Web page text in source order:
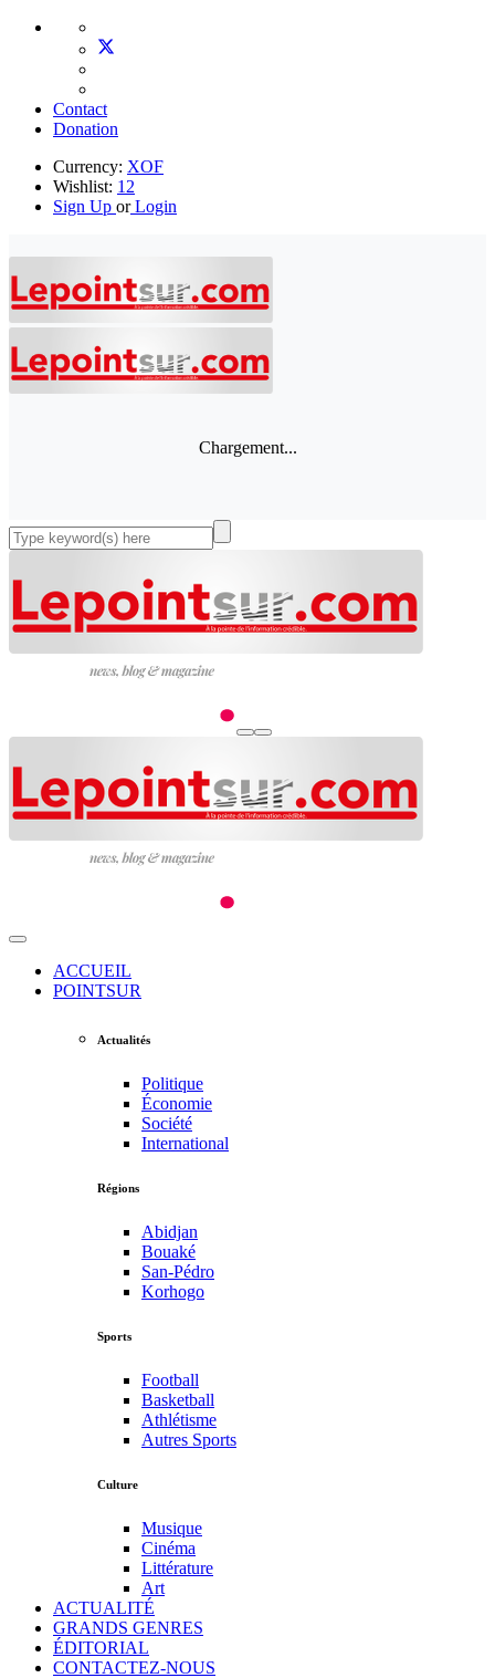
Contact
Donation
Currency: XOF
Wishlist: 12
Sign Up orLogin
Chargement...
ACCUEIL
POINTSUR
Actualités
Politique
Économie
Société
International
Régions
Abidjan
Bouaké
San-Pédro
Korhogo
Sports
Football
Basketball
Athlétisme
Autres Sports
Culture
Musique
Cinéma
Littérature
Art
ACTUALITÉ
GRANDS GENRES
ÉDITORIAL
CONTACTEZ-NOUS